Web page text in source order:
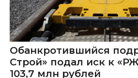
Обанкротившийся
Строй» подал иск к
103,7 млн рублей